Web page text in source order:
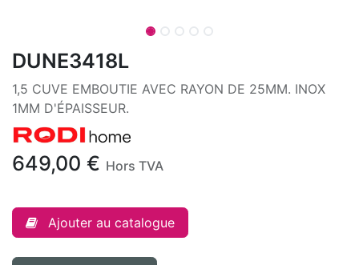
DUNE3418L
1,5 CUVE EMBOUTIE AVEC RAYON DE 25MM. INOX
1MM D'ÉPAISSEUR.
649,00 € Hors TVA
Ajouter au catalogue